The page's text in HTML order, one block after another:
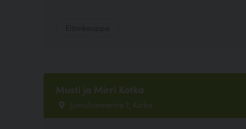
Musti ja Mirri Kotka
Jumalniementie 7, Kotka